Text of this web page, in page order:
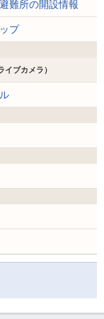
難所の開設情報
プ
イブカメラ）